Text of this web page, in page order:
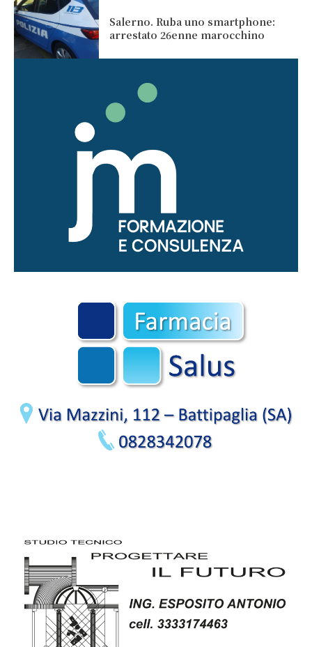
Salerno. Ruba uno smartphone:
arrestato 26enne marocchino